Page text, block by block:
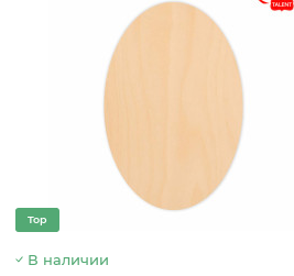
Top
В наличии